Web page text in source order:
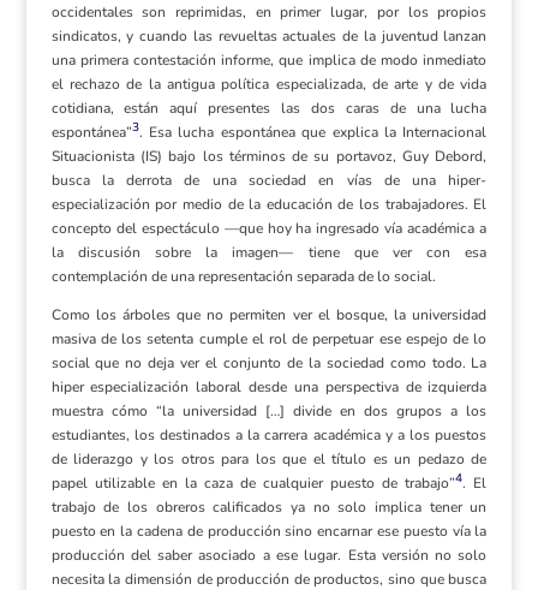
occidentales son reprimidas, en primer lugar, por los propios
sindicatos, y cuando las revueltas actuales de la juventud lanzan
una primera contestación informe, que implica de modo inmediato
el rechazo de la antigua política especializada, de arte y de vida
cotidiana, están aquí presentes las dos caras de una lucha
espontánea”3. Esa lucha espontánea que explica la Internacional
Situacionista (IS) bajo los términos de su portavoz, Guy Debord,
busca la derrota de una sociedad en vías de una hiper-
especialización por medio de la educación de los trabajadores. El
concepto del espectáculo ­—que hoy ha ingresado vía académica a
la discusión sobre la imagen— tiene que ver con esa
contemplación de una representación separada de lo social.
Como los árboles que no permiten ver el bosque, la universidad
masiva de los setenta cumple el rol de perpetuar ese espejo de lo
social que no deja ver el conjunto de la sociedad como todo. La
hiper especialización laboral desde una perspectiva de izquierda
muestra cómo “la universidad […] divide en dos grupos a los
estudiantes, los destinados a la carrera académica y a los puestos
de liderazgo y los otros para los que el título es un pedazo de
papel utilizable en la caza de cualquier puesto de trabajo”4. El
trabajo de los obreros calificados ya no solo implica tener un
puesto en la cadena de producción sino encarnar ese puesto vía la
producción del saber asociado a ese lugar. Esta versión no solo
necesita la dimensión de producción de productos, sino que busca